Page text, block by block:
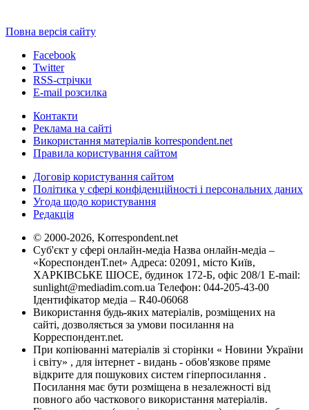
Повна версія сайту
Facebook
Twitter
RSS-стрічки
E-mail розсилка
Контакти
Реклама на сайті
Використання матеріалів korrespondent.net
Правила користування сайтом
Договір користування сайтом
Політика у сфері конфіденційності і персональних даних
Угода щодо користування
Редакція
© 2000-2026, Korrespondent.net
Суб'єкт у сфері онлайн-медіа Назва онлайн-медіа –
«КореспонденТ.net» Адреса: 02091, місто Київ,
ХАРКІВСЬКЕ ШОСЕ, будинок 172-Б, офіс 208/1 E-mail:
sunlight@mediadim.com.ua Телефон: 044-205-43-00
Ідентифікатор медіа – R40-06068
Використання будь-яких матеріалів, розміщених на
сайті, дозволяється за умови посилання на
Корреспондент.net.
При копіюванні матеріалів зі сторінки « Новини України
і світу» , для інтернет - видань - обов'язкове пряме
відкрите для пошукових систем гіперпосилання .
Посилання має бути розміщена в незалежності від
повного або часткового використання матеріалів.